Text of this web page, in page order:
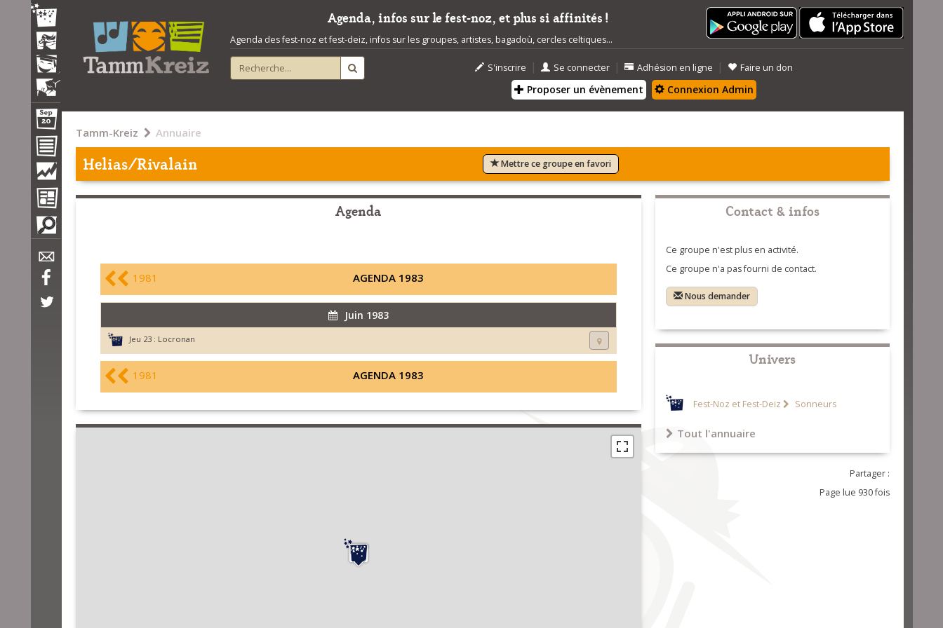
Agenda, infos sur le fest-noz, et plus si affinités !
Agenda des fest-noz et fest-deiz, infos sur les groupes, artistes, bagadoù, cercles celtiques...
S'inscrire | Se connecter | Adhésion en ligne | Faire un don
Proposer un évènement Connexion Admin
Tamm-Kreiz Annuaire
Helias/Rivalain Mettre ce groupe en favori
Agenda
1981 AGENDA 1983
Juin 1983
Jeu 23 : Locronan
1981 AGENDA 1983
Contact & infos
Ce groupe n'est plus en activité.
Ce groupe n'a pas fourni de contact.
Nous demander
Univers
Fest-Noz et Fest-Deiz Sonneurs
Tout l'annuaire
Partager :
Page lue 930 fois